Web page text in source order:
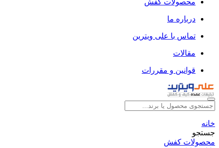
درباره ما
تماس با علی ویترین
مقالات
قوانین و مقررات
خانه
جستجو
محصولات کفش